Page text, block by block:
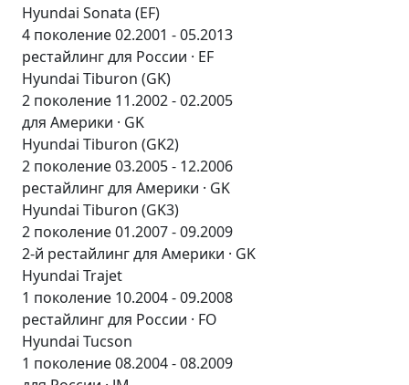
Hyundai Sonata (EF)
4 поколение 02.2001 - 05.2013
рестайлинг для России · EF
Hyundai Tiburon (GK)
2 поколение 11.2002 - 02.2005
для Америки · GK
Hyundai Tiburon (GK2)
2 поколение 03.2005 - 12.2006
рестайлинг для Америки · GK
Hyundai Tiburon (GK3)
2 поколение 01.2007 - 09.2009
2-й рестайлинг для Америки · GK
Hyundai Trajet
1 поколение 10.2004 - 09.2008
рестайлинг для России · FO
Hyundai Tucson
1 поколение 08.2004 - 08.2009